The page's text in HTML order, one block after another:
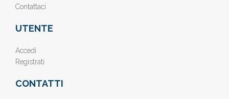
Contattaci
UTENTE
Accedi
Registrati
CONTATTI